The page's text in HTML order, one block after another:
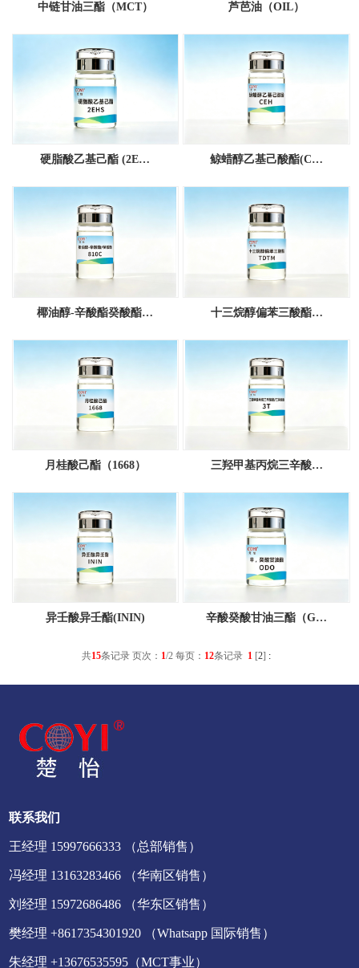
中链甘油三酯（MCT） 芦芭油（OIL）
硬脂酸乙基己酯 (2E… 鲸蜡醇乙基己酸酯(C…
椰油醇-辛酸酯癸酸酯… 十三烷醇偏苯三酸酯…
月桂酸己酯（1668） 三羟甲基丙烷三辛酸…
异壬酸异壬酯(ININ) 辛酸癸酸甘油三酯（G…
共15条记录 页次： 1/2 每页： 12条记录 1[2] :
联系我们
王经理 15997666333 （总部销售）
冯经理 13163283466 （华南区销售）
刘经理 15972686486 （华东区销售）
樊经理 +8617354301920 （Whatsapp 国际销售）
朱经理 +13676535595（MCT事业）